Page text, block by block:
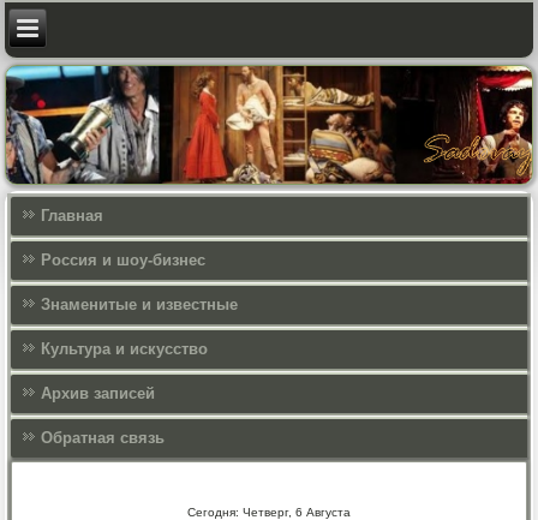
Главная
Россия и шоу-бизнес
Знаменитые и известные
Культура и искусcтво
Архив записей
Обратная связь
Сегодня: Четверг, 6 Августа